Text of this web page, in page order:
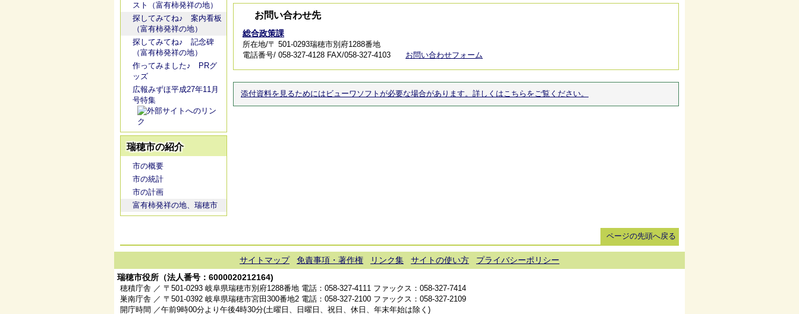
スト（富有柿発祥の地）
探してみてね♪ 案内看板
（富有柿発祥の地）
探してみてね♪ 記念碑
（富有柿発祥の地）
作ってみました♪ PRグ
ッズ
広報みずほ平成27年11月
号特集
瑞穂市の紹介
市の概要
市の統計
市の計画
富有柿発祥の地、瑞穂市
お問い合わせ先
総合政策課
所在地/〒 501-0293瑞穂市別府1288番地
電話番号/ 058-327-4128 FAX/058-327-4103 お問い合わせフォーム
添付資料を見るためにはビューワソフトが必要な場合があります。詳しくはこちらをご覧ください。
ページの先頭へ戻る
サイトマップ 免責事項・著作権 リンク集 サイトの使い方
プライバシーポリシー
瑞穂市役所（法人番号：6000020212164)
穂積庁舎 ／ 〒501-0293 岐阜県瑞穂市別府1288番地 電話： 058-327-4111 ファックス：058-327-7414
巣南庁舎 ／ 〒501-0392 岐阜県瑞穂市宮田300番地2 電話： 058-327-2100 ファックス：058-327-2109
開庁時間 ／午前9時00分より午後4時30分(土曜日、日曜日、祝日、休日、年末年始は除く)